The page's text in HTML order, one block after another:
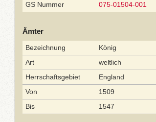
GS Nummer
075-01504-001
Ämter
Bezeichnung
König
Art
weltlich
Herrschaftsgebiet
England
Von
1509
Bis
1547